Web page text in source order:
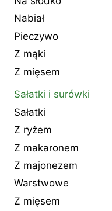
Nabiał
Pieczywo
Z mąki
Z mięsem
Sałatki i surówki
Sałatki
Z ryżem
Z makaronem
Z majonezem
Warstwowe
Z mięsem